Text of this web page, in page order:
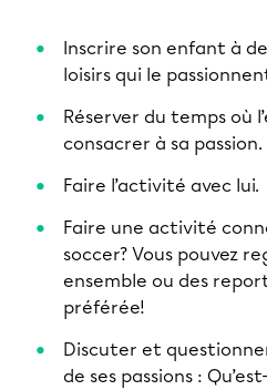
Inscrire son enfant à
loisirs qui le
Réserver du temps où
consacrer à sa passion.
Faire l’activité avec lui.
Faire une activité
soccer? Vous pouvez
ensemble ou des
préférée!
Discuter et
de ses passions :